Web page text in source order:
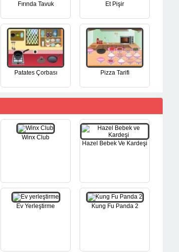
Fırında Tavuk Et Pişir
Patates Çorbası Pizza Tarifi
Winx Club
Hazel Bebek Ve Kardeşi
Ev Yerleştirme Kung Fu Panda 2